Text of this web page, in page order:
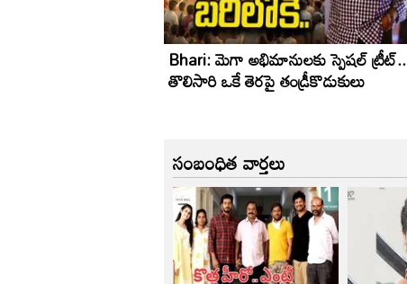
Bhari: మెగా అభిమానులకు స్పెషల్ ట్రీట్..
తొలిసారి ఒకే తెరపై తండ్రీకొడుకులు
సంబంధిత వార్తలు